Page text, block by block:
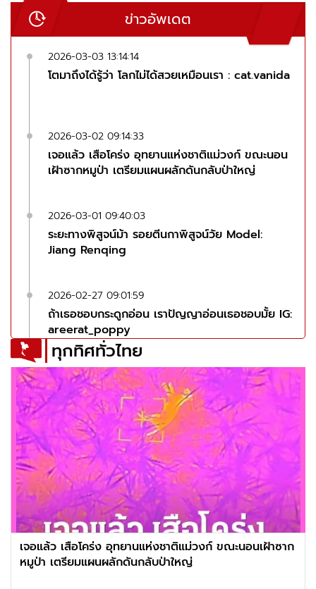
ข่าวอัพเดต
2026-03-03 13:14:14
โตมาถึงได้รู้ว่า โลกไม่ได้สวยเหมือนเรา : cat.vanida
2026-03-02 09:14:33
เจอแล้ว เสือโคร่ง อุทยานแห่งชาติแม่วงก์ ขณะนอน
เฝ้าซากหมูป่า เตรียมแผนผลักดันกลับป่าใหญ่
2026-03-01 09:40:03
ระยะทางพิสูจน์ม้า รอยตีนกาพิสูจน์วัย Model:
Jiang Renqing
2026-02-27 09:01:59
ถ้าเธอชอบกระดูกอ่อน เราปัญญาอ่อนเธอชอบมั้ย IG:
areerat_poppy
2026-02-26 08:39:03
ทุกวันนี้ยิ้มให้กับปัญหา จนจะเป็นบ้าอยู่เเล้วล่ะ Model:
He Jiaying
2026-02-25 09:25:11
สมาคมฌาปนกิจ ธ.ก.ส.12 แห่งบุรีรัมย์ ยันมั่นคง
โปร่งใส ตายได้เงินครบ
2026-02-24 08:09:44
แจกโฟโต้บุ๊คประจำวันนี้ Model : Yui
ทุกทิศทั่วไทย
เจอแล้ว เสือโคร่ง อุทยานแห่งชาติแม่วงก์ ขณะนอนเฝ้าซาก
หมูป่า เตรียมแผนผลักดันกลับป่าใหญ่